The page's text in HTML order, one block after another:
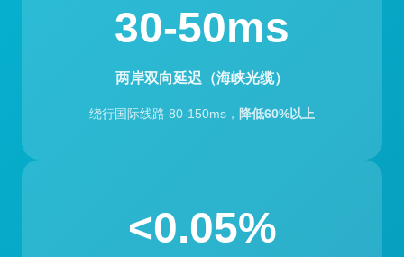
30-50ms
两岸双向延迟（海峡光缆）
绕行国际线路 80-150ms， 降低60%以上
<0.05%